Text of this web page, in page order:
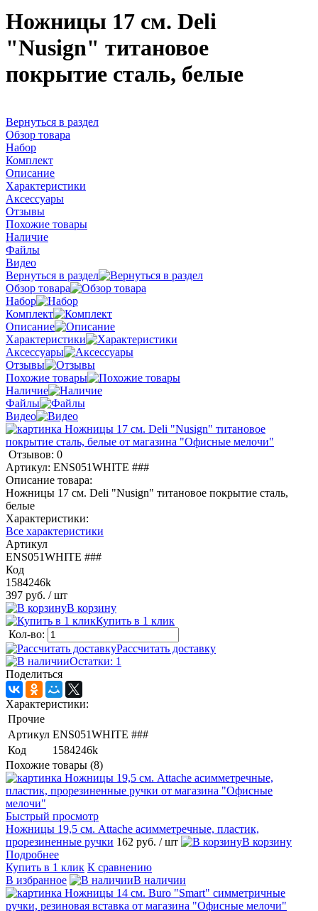
Ножницы 17 см. Deli
"Nusign" титановое
покрытие сталь, белые
Вернуться в раздел
Обзор товара
Набор
Комплект
Описание
Характеристики
Аксессуары
Отзывы
Похожие товары
Наличие
Файлы
Видео
Вернуться в раздел
Обзор товара
Набор
Комплект
Описание
Характеристики
Аксессуары
Отзывы
Похожие товары
Наличие
Файлы
Видео
Отзывов: 0
Артикул: ENS051WHITE ###
Описание товара:
Ножницы 17 см. Deli "Nusign" титановое покрытие сталь,
белые
Характеристики:
Все характеристики
Артикул
ENS051WHITE ###
Код
1584246k
397 руб. / шт
В корзину
Купить в 1 клик
Кол-во:
Рассчитать доставку
Остатки: 1
Поделиться
Характеристики:
Прочие
Артикул ENS051WHITE ###
Код
1584246k
Похожие товары (8)
Быстрый просмотр
Ножницы 19,5 см. Attache асимметречные, пластик,
прорезиненные ручки 162 руб. / шт
В корзину
Подробнее
Купить в 1 клик К сравнению
В избранное
В наличии